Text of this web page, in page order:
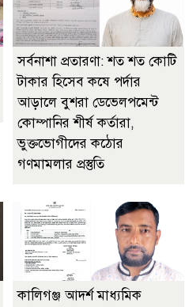
সর্বনাশা প্রতারণা: শত শত কোটি
টাকার হিসেব কষে পর্দার
আড়ালে বুশরা ডেভেলপমেন্ট
কোম্পানির শীর্ষ কর্তারা,
ভুক্তভোগীদের কঠোর
গণমামলার প্রস্তুতি
কালিগঞ্জ আদর্শ মাধ্যমিক